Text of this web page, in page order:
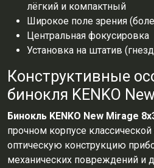
лёгкий и компактный
Широкое поле зрения
Центральная фокусировка
Установка на штатив
Конструктивные
бинокля KENKO
Бинокль KENKO New Mirage
прочном корпусе
оптическую конструкцию
механических повреждений и